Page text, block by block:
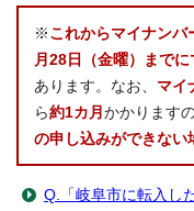
※ これからマイナンバ
月28日（金曜）までに
あります。なお、 マイ
ら約1カ月 かかります
の申し込みができない
Q.「岐阜市に転入し